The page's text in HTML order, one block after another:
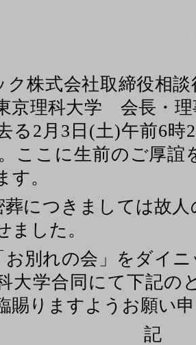
ク株式会社取締役相
京理科大学 会長・理
る2月3日(土)午前6時
ここに生前のご厚誼
す。
葬につきましては故
ました。
お別れの会」をダイ
大学合同にて下記の
賜りますようお願い
記